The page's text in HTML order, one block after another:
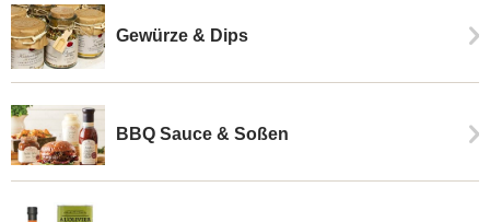
Gewürze & Dips
BBQ Sauce & Soßen